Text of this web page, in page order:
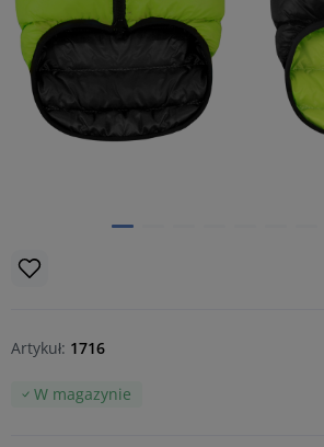
Artykuł: 1716
W magazynie